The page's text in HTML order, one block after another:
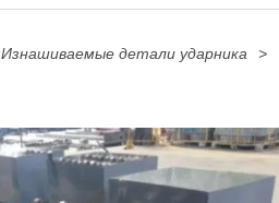
Изнашиваемые детали ударника >